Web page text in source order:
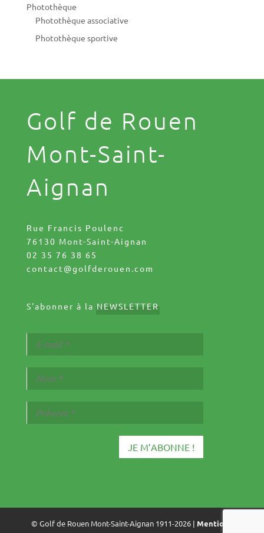
Photothèque
Photothèque associative
Photothèque sportive
Golf de Rouen
Mont-Saint-
Aignan
Rue Francis Poulenc
76130 Mont-Saint-Aignan
02 35 76 38 65
contact@golfderouen.com
S'abonner à la NEWSLETTER
© Golf de Rouen Mont-Saint-Aignan 1911-2026 |Mentions